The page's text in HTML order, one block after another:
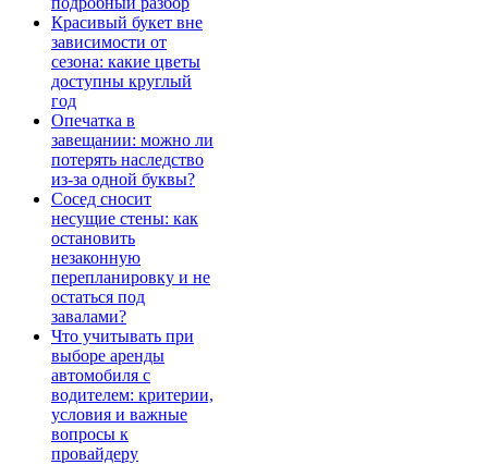
Красивый букет вне
зависимости от
сезона: какие цветы
доступны круглый
год
Опечатка в
завещании: можно ли
потерять наследство
из-за одной буквы?
Сосед сносит
несущие стены: как
остановить
незаконную
перепланировку и не
остаться под
завалами?
Что учитывать при
выборе аренды
автомобиля с
водителем: критерии,
условия и важные
вопросы к
провайдеру